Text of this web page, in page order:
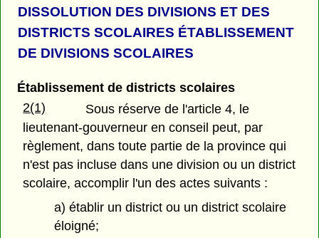
DISSOLUTION DES DIVISIONS ET DES
DISTRICTS SCOLAIRES ÉTABLISSEMENT
DE DIVISIONS SCOLAIRES
Établissement de districts scolaires
2(1)
Sous réserve de l'article 4, le
lieutenant-gouverneur en conseil peut, par
règlement, dans toute partie de la province qui
n'est pas incluse dans une division ou un district
scolaire, accomplir l'un des actes suivants :
a) établir un district ou un district scolaire
éloigné;